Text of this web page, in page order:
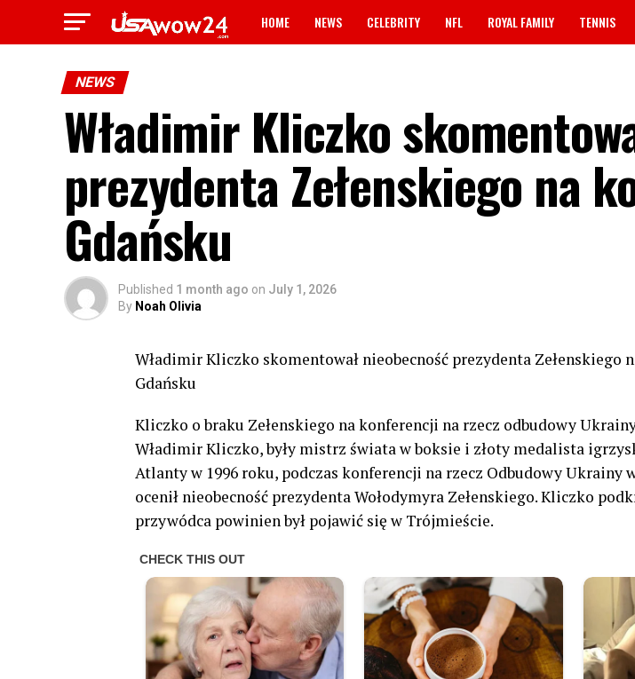
HOME NEWS CELEBRITY NFL ROYAL FAMILY TENNIS
NEWS
Władimir Kliczko
prezydenta Zełenskiego na
Gdańsku
Published 1 month ago on July 1, 2026
By Noah Olivia
Władimir Kliczko skomentował nieobecność prezydenta Zełenskiego
Gdańsku
Kliczko o braku Zełenskiego na konferencji na rzecz odbudowy
Władimir Kliczko, były mistrz świata w boksie i złoty medalista
Atlanty w 1996 roku, podczas konferencji na rzecz Odbudowy Ukrainy
ocenił nieobecność prezydenta Wołodymyra Zełenskiego. Kliczko
przywódca powinien był pojawić się w Trójmieście.